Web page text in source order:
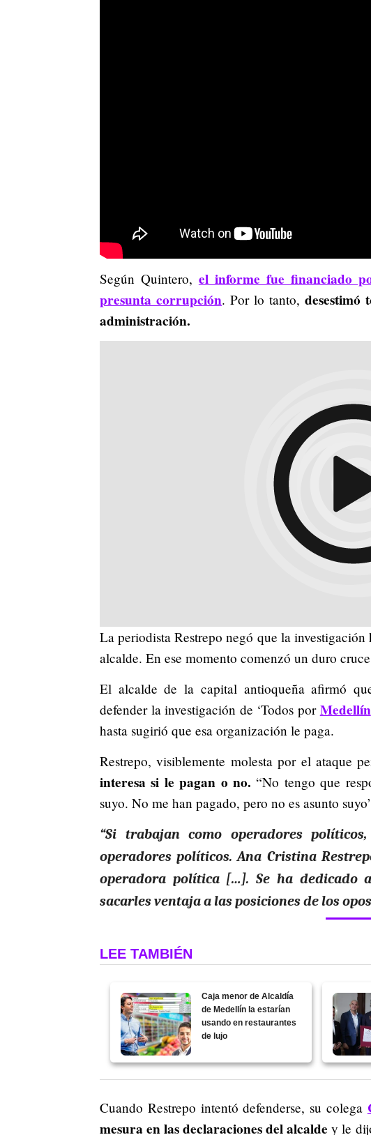
Según Quintero, el informe fue financiado
presunta corrupción. Por lo tanto, desestimó
administración.
La periodista Restrepo negó que la
alcalde. En ese momento comenzó un duro
El alcalde de la capital antioqueña afirmó
defender la investigación de ‘Todos por Medellín
hasta sugirió que esa organización le paga.
Restrepo, visiblemente molesta por el ataque
interesa si le pagan o no. “No tengo que
suyo. No me han pagado, pero no es asunto
“Si trabajan como operadores
operadores políticos. Ana Cristina
operadora política […]. Se ha dedicado
sacarles ventaja a las posiciones de los
LEE TAMBIÉN
Caja menor de Alcaldía
de Medellín la estarían
usando en restaurantes
de lujo
Cuando Restrepo intentó defenderse, su colega
mesura en las declaraciones del alcalde y le